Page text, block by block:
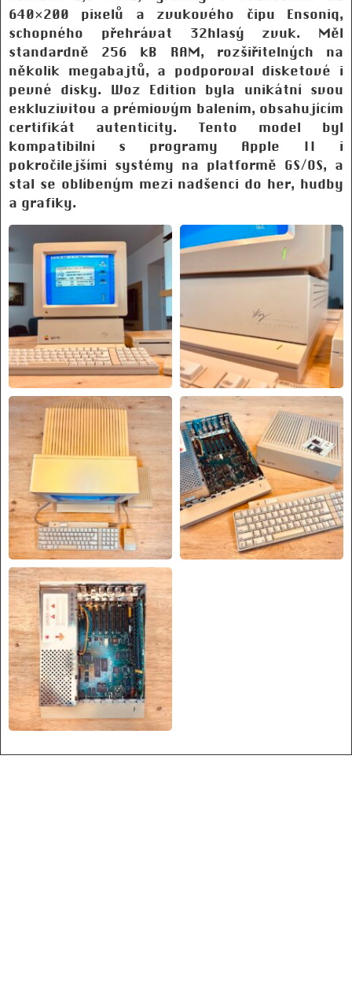
640×200 pixelů a zvukového čipu Ensoniq,
schopného přehrávat 32hlasý zvuk. Měl
standardně 256 kB RAM, rozšiřitelných na
několik megabajtů, a podporoval disketové i
pevné disky. Woz Edition byla unikátní svou
exkluzivitou a prémiovým balením, obsahujícím
certifikát autenticity. Tento model byl
kompatibilní s programy Apple II i
pokročilejšími systémy na platformě GS/OS, a
stal se oblíbeným mezi nadšenci do her, hudby
a grafiky.